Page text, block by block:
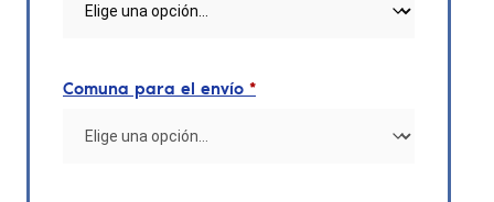
Comuna para el envío *